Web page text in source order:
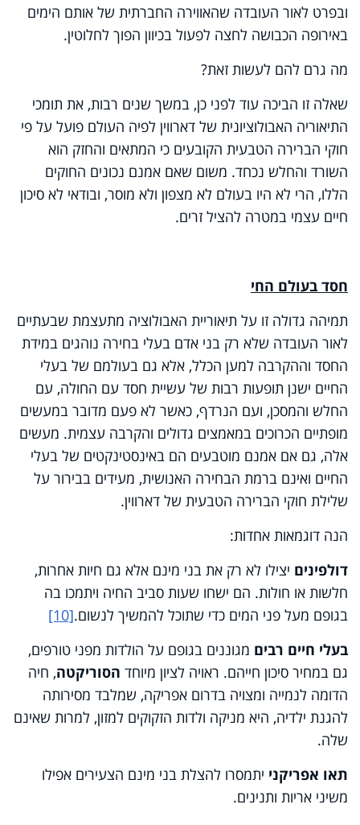
ובפרט לאור העובדה שהאווירה החברתית של אותם הימים
באירופה הכבושה לחצה לפעול בכיוון הפוך לחלוטין.
מה גרם להם לעשות זאת?
שאלה זו הביכה עוד לפני כן, במשך שנים רבות, את תומכי
התיאוריה האבולוציונית של דארווין לפיה העולם פועל על פי
חוקי הברירה הטבעית הקובעים כי המתאים והחזק הוא
השורד והחלש נכחד. משום שאם אמנם נכונים החוקים
הללו, הרי לא היו בעולם לא מצפון ולא מוסר, ובודאי לא סיכון
חיים עצמי במטרה להציל זרים.
חסד בעולם החי
תמיהה גדולה זו על תיאוריית האבולוציה מתעצמת שבעתיים
לאור העובדה שלא רק בני אדם בעלי בחירה נוהגים במידת
החסד וההקרבה למען הכלל, אלא גם בעולמם של בעלי
החיים ישנן תופעות רבות של עשיית חסד עם החולה, עם
החלש והמסכן, ועם הנרדף, כאשר לא פעם מדובר במעשים
מופתיים הכרוכים במאמצים גדולים והקרבה עצמית. מעשים
אלה, גם אם אמנם מוטבעים הם באינסטינקטים של בעלי
החיים ואינם ברמת הבחירה האנושית, מעידים בבירור על
שלילת חוקי הברירה הטבעית של דארווין.
הנה דוגמאות אחדות:
דולפינים יצילו לא רק את בני מינם אלא גם חיות אחרות,
חלשות או חולות. הם ישחו שעות סביב החיה ויתמכו בה
בגופם מעל פני המים כדי שתוכל להמשיך לנשום.[10]
בעלי חיים רבים מגוננים בגופם על הולדות מפני טורפים,
גם במחיר סיכון חייהם. ראויה לציון מיוחד הסוריקטה, חיה
הדומה לנמייה ומצויה בדרום אפריקה, שמלבד מסירותה
להגנת ילדיה, היא מניקה ולדות הזקוקים למזון, למרות שאינם
שלה.
תאו אפריקני יתמסרו להצלת בני מינם הצעירים אפילו
משיני אריות ותנינים.